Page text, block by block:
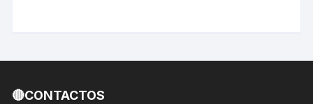
🔴CONTACTOS